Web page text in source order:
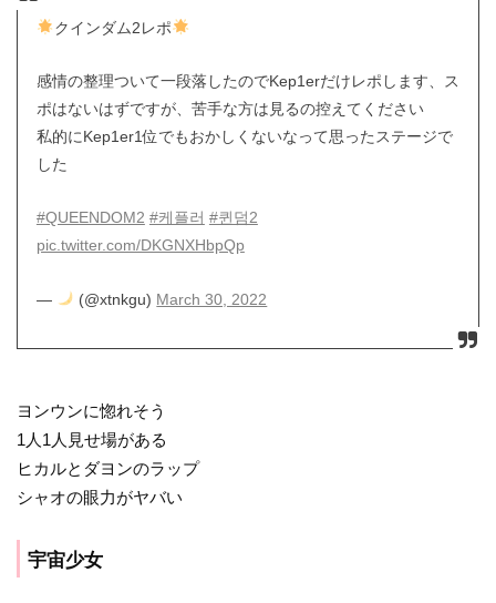
クインダム2レポ
感情の整理ついて一段落したのでKep1erだけレポします、ス
ポはないはずですが、苦手な方は見るの控えてください
私的にKep1er1位でもおかしくないなって思ったステージで
した
#QUEENDOM2 #케플러 #퀸덤2
pic.twitter.com/DKGNXHbpQp
— (@xtnkgu) March 30, 2022
ヨンウンに惚れそう
1人1人見せ場がある
ヒカルとダヨンのラップ
シャオの眼力がヤバい
宇宙少女